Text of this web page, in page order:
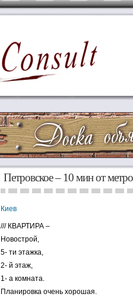
Петровское – 10 мин от
Киев
/// КВАРТИРА –
Новострой,
5- ти этажка,
2- й этаж,
1- а комната.
Планировка очень хорошая.